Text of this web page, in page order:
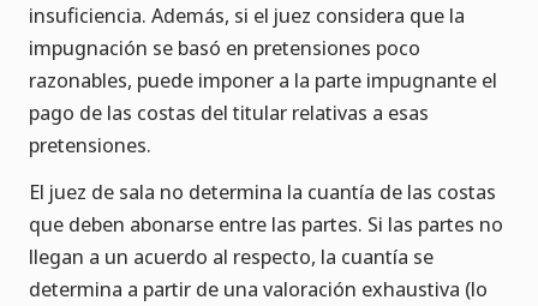
insuficiencia. Además, si el juez considera que la
impugnación se basó en pretensiones poco
razonables, puede imponer a la parte impugnante el
pago de las costas del titular relativas a esas
pretensiones.
El juez de sala no determina la cuantía de las costas
que deben abonarse entre las partes. Si las partes no
llegan a un acuerdo al respecto, la cuantía se
determina a partir de una valoración exhaustiva (lo